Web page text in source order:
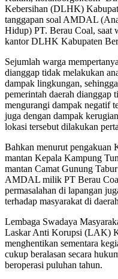
Kebersihan (DLHK)
tanggapan soal AMDAL
Hidup) PT. Berau Coal, saat
kantor DLHK Kabupaten
Sejumlah warga
dianggap tidak melakukan
dampak lingkungan,
pemerintah daerah dianggap
mengurangi dampak negatif
juga dengan dampak
lokasi tersebut dilakukan
Bahkan menurut pengakuan
mantan Kepala Kampung
mantan Camat Gunung
AMDAL milik PT Berau
permasalahan di lapangan
terhadap masyarakat di
Lembaga Swadaya
Laskar Anti Korupsi (LAK)
menghentikan sementara
cukup beralasan secara
beroperasi puluhan tahun.